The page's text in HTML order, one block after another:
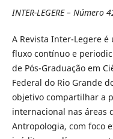
INTER-LEGERE – Número
A Revista Inter-Legere
fluxo contínuo e
de Pós-Graduação em
Federal do Rio Grande
objetivo compartilhar a
internacional nas áreas
Antropologia, com foco